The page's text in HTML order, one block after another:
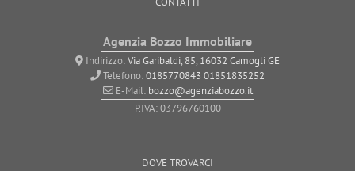
Agenzia Bozzo Immobiliare
Indirizzo:Via Garibaldi, 85, 16032 Camogli GE
Telefono:0185770843 01851835252
E-Mail: bozzo@agenziabozzo.it
P.IVA: 03796760100
DOVE TROVARCI